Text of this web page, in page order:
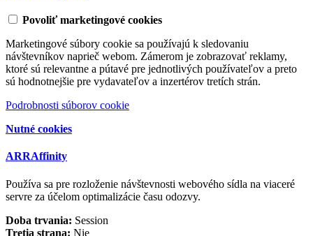
Povoliť marketingové cookies
Marketingové súbory cookie sa používajú k sledovaniu
návštevníkov naprieč webom. Zámerom je zobrazovať reklamy,
ktoré sú relevantne a pútavé pre jednotlivých používateľov a preto
sú hodnotnejšie pre vydavateľov a inzertérov tretích strán.
Podrobnosti súborov cookie
Nutné cookies
ARRAffinity
Používa sa pre rozloženie návštevnosti webového sídla na viaceré
servre za účelom optimalizácie času odozvy.
Doba trvania: Session
Tretia strana: Nie